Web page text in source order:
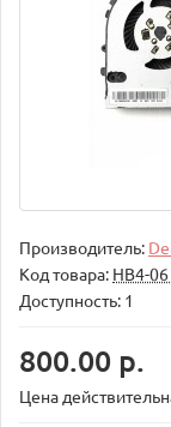
Производитель:
Код товара: НВ4-
Доступность: 1
800.00 р.
Цена